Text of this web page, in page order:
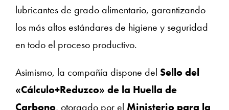
lubricantes de grado alimentario, garantizando
los más altos estándares de higiene y seguridad
en todo el proceso productivo.
Asimismo, la compañía dispone del Sello del
«Cálculo+Reduzco» de la Huella de
Carbono, otorgado por el Ministerio para la